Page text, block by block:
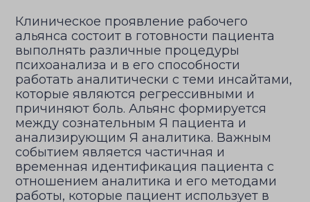
Клиническое проявление рабочего
альянса состоит в готовности пациента
выполнять различные процедуры
психоанализа и в его способности
работать аналитически с теми инсайтами,
которые являются регрессивными и
причиняют боль. Альянс формируется
между сознательным Я пациента и
анализирующим Я аналитика. Важным
событием является частичная и
временная идентификация пациента с
отношением аналитика и его методами
работы, которые пациент использует в